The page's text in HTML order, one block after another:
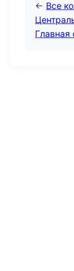
← Все
Главная